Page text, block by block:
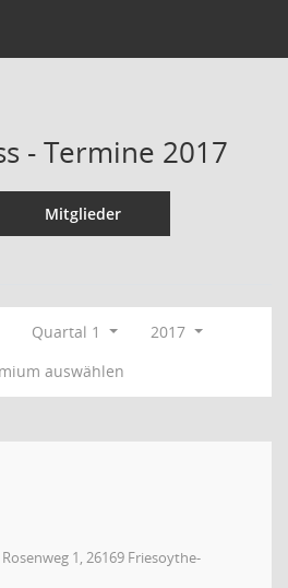
- Termine 2017
Mitglieder
Quartal 1
2017
auswählen
1, 26169 Friesoythe-